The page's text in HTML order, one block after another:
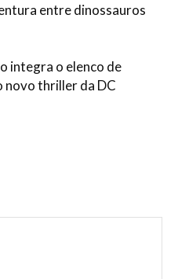
entre dinossauros
integra o elenco de
novo thriller da DC